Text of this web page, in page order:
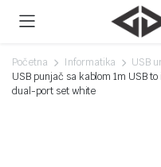
Početna Informatika USB
USB punjač sa kablom 1m USB to
dual-port set white